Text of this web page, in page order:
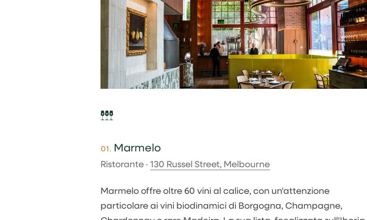
01. Marmelo
Ristorante · 130 Russel Street, Melbourne
Marmelo offre oltre 60 vini al calice, con un'attenzione
particolare ai vini biodinamici di Borgogna, Champagne,